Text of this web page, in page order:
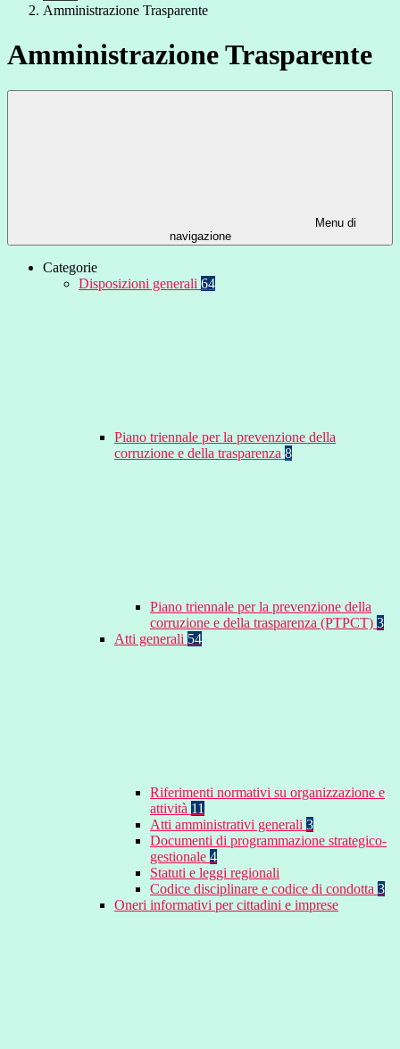
Amministrazione Trasparente
Amministrazione Trasparente
Menu di
navigazione
Categorie
Disposizioni generali 64
Piano triennale per la prevenzione della
corruzione e della trasparenza 8
Piano triennale per la prevenzione della
corruzione e della trasparenza (PTPCT) 3
Atti generali 54
Riferimenti normativi su organizzazione e
attività 11
Atti amministrativi generali 3
Documenti di programmazione strategico-
gestionale 4
Statuti e leggi regionali
Codice disciplinare e codice di condotta 3
Oneri informativi per cittadini e imprese